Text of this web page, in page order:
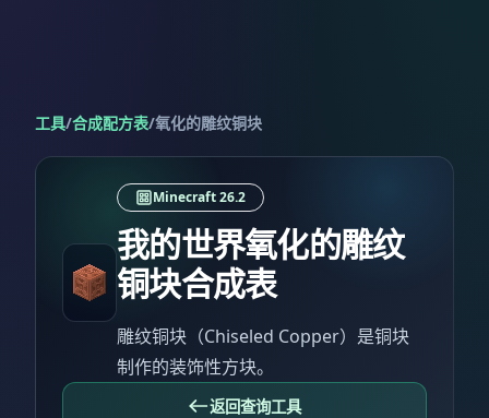
工具/合成配方表/氧化的雕纹铜块
Minecraft 26.2
我的世界氧化的雕纹
铜块合成表
雕纹铜块（Chiseled Copper）是铜块
制作的装饰性方块。
返回查询工具